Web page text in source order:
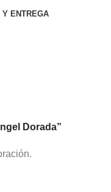
Y ENTREGA
Dorada”